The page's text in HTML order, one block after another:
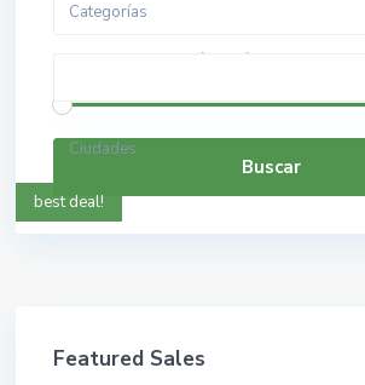
Categorías
Rango de precios: $ 0 a $ 5.000.000.000
Ciudades
Buscar
best deal!
Featured Sales